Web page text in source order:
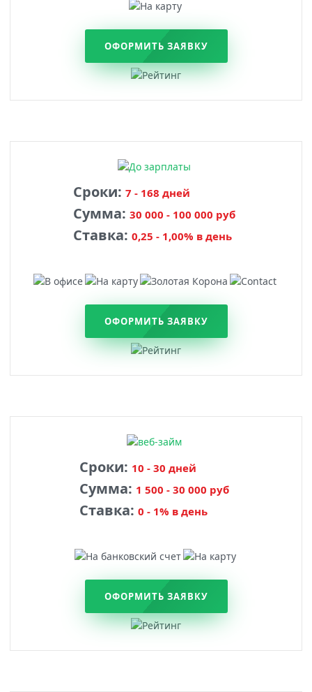
ОФОРМИТЬ ЗАЯВКУ
Сроки: 7 - 168 дней
Сумма: 30 000 - 100 000 руб
Ставка: 0,25 - 1,00% в день
ОФОРМИТЬ ЗАЯВКУ
Сроки: 10 - 30 дней
Сумма: 1 500 - 30 000 руб
Ставка: 0 - 1% в день
ОФОРМИТЬ ЗАЯВКУ